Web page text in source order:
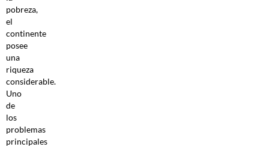
pobreza,
el
continente
posee
una
riqueza
considerable.
Uno
de
los
problemas
principales